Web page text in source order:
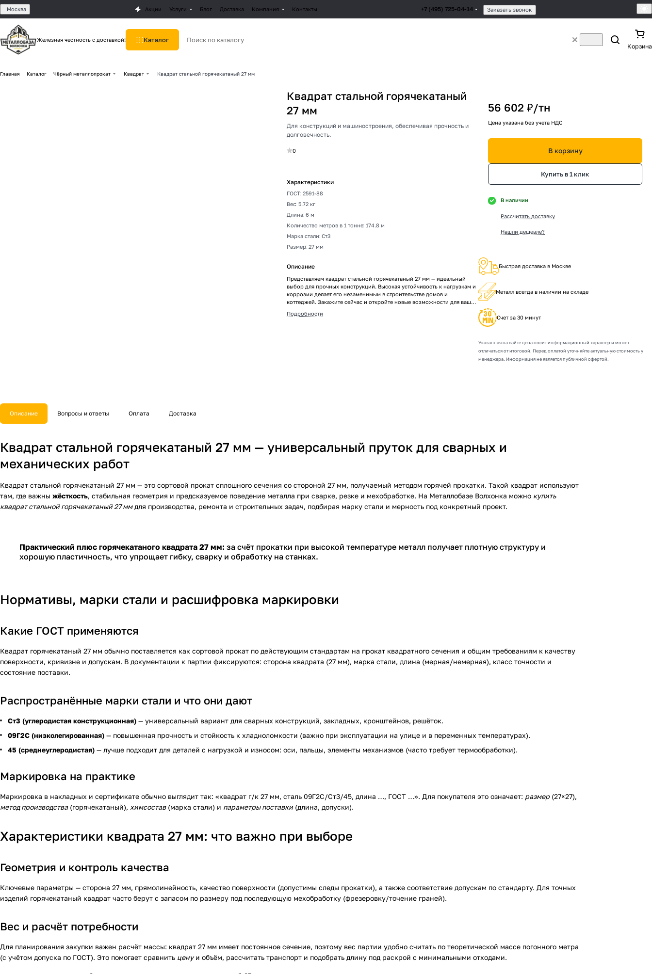
Москва Акции Услуги Блог Доставка Компания Контакты +7 (495) 725-04-14 Заказать звонок
Железная честность с доставкой! Каталог
Корзина
Главная Каталог Чёрный металлопрокат Квадрат Квадрат стальной горячекатаный 27 мм
Квадрат стальной горячекатаный
27 мм
Для конструкций и машиностроения, обеспечивая прочность и
долговечность.
0
Характеристики
ГОСТ: 2591-88
Вес: 5.72 кг
Длина: 6 м
Количество метров в 1 тонне: 174.8 м
Марка стали: Ст3
Размер: 27 мм
Описание
Представляем квадрат стальной горячекатаный 27 мм — идеальный
выбор для прочных конструкций. Высокая устойчивость к нагрузкам и
коррозии делает его незаменимым в строительстве домов и
коттеджей. Закажите сейчас и откройте новые возможности для ваших
Подробности
56 602 ₽/тн
Цена указана без учета НДС
В корзину
Купить в 1 клик
В наличии
Рассчитать доставку
Нашли дешевле?
Быстрая доставка в Москве
Металл всегда в наличии на складе
Счет за 30 минут
Указанная на сайте цена носит информационный характер и может
отличаться от итоговой. Перед оплатой уточняйте актуальную стоимость у
менеджера. Информация не является публичной офертой.
Описание Вопросы и ответы Оплата Доставка
Квадрат стальной горячекатаный 27 мм — универсальный пруток для сварных и
механических работ
Квадрат стальной горячекатаный 27 мм — это сортовой прокат сплошного сечения со стороной 27 мм, получаемый методом горячей прокатки. Такой квадрат используют
там, где важны жёсткость, стабильная геометрия и предсказуемое поведение металла при сварке, резке и мехобработке. На Металлобазе Волхонка можно купить
квадрат стальной горячекатаный 27 ммдля производства, ремонта и строительных задач, подбирая марку стали и мерность под конкретный проект.
Практический плюс горячекатаного квадрата 27 мм: за счёт прокатки при высокой температуре металл получает плотную структуру и
хорошую пластичность, что упрощает гибку, сварку и обработку на станках.
Нормативы, марки стали и расшифровка маркировки
Какие ГОСТ применяются
Квадрат горячекатаный 27 мм обычно поставляется как сортовой прокат по действующим стандартам на прокат квадратного сечения и общим требованиям к качеству
поверхности, кривизне и допускам. В документации к партии фиксируются: сторона квадрата (27 мм), марка стали, длина (мерная/немерная), класс точности и
состояние поставки.
Распространённые марки стали и что они дают
Ст3 (углеродистая конструкционная) — универсальный вариант для сварных конструкций, закладных, кронштейнов, решёток.
09Г2С (низколегированная) — повышенная прочность и стойкость к хладноломкости (важно при эксплуатации на улице и в переменных температурах).
45 (среднеуглеродистая) — лучше подходит для деталей с нагрузкой и износом: оси, пальцы, элементы механизмов (часто требует термообработки).
Маркировка на практике
Маркировка в накладных и сертификате обычно выглядит так: «квадрат г/к 27 мм, сталь 09Г2С/Ст3/45, длина …, ГОСТ …». Для покупателя это означает: размер(27×27),
метод производства(горячекатаный), химсостав(марка стали) и параметры поставки(длина, допуски).
Характеристики квадрата 27 мм: что важно при выборе
Геометрия и контроль качества
Ключевые параметры — сторона 27 мм, прямолинейность, качество поверхности (допустимы следы прокатки), а также соответствие допускам по стандарту. Для точных
изделий горячекатаный квадрат часто берут с запасом по размеру под последующую мехобработку (фрезеровку/точение граней).
Вес и расчёт потребности
Для планирования закупки важен расчёт массы: квадрат 27 мм имеет постоянное сечение, поэтому вес партии удобно считать по теоретической массе погонного метра
(с учётом допуска по ГОСТ). Это помогает сравнить ценуи объём, рассчитать транспорт и подобрать длину под раскрой с минимальными отходами.